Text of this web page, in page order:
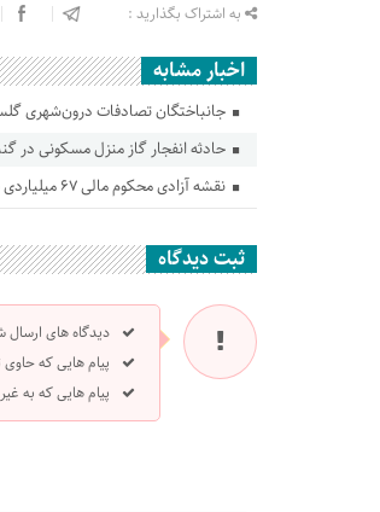
به اشتراک بگذارید :
اخبار مشابه
جانباختگان تصادفات درون‌شهری گلستان ۱۷ درصد
حادثه انفجار گاز منزل مسکونی در
نقشه آزادی محکوم مالی ۶۷ میلیاردی با هوشیاری حفاظت دادگستری گلستان ناکام ماند
ثبت دیدگاه
دیدگاه های
پیام هایی که
پیام هایی که به